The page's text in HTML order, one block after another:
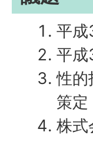
平成
平成
性的
策定
株